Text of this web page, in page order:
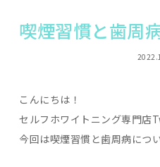
喫煙習慣と歯周
こんにちは！
セルフホワイトニング専門店
今回は喫煙習慣と歯周病につ